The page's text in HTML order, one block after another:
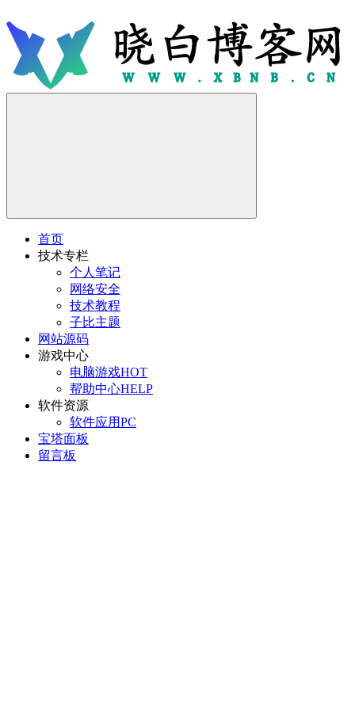
首页
技术专栏
个人笔记
网络安全
技术教程
子比主题
网站源码
游戏中心
电脑游戏HOT
帮助中心HELP
软件资源
软件应用PC
宝塔面板
留言板